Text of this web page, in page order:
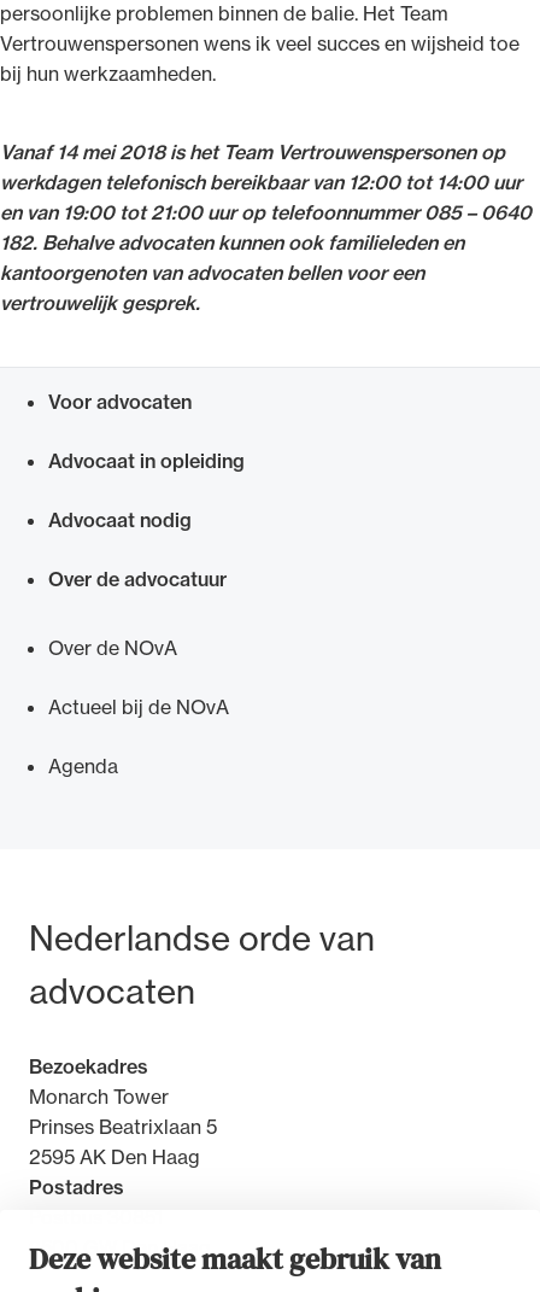
Deze website maakt gebruik van
persoonlijke problemen binnen de balie. Het Team
Vertrouwenspersonen wens ik veel succes en wijsheid toe
bij hun werkzaamheden.
Vanaf 14 mei 2018 is het Team Vertrouwenspersonen op
werkdagen telefonisch bereikbaar van 12:00 tot 14:00 uur
en van 19:00 tot 21:00 uur op telefoonnummer 085 – 0640
182. Behalve advocaten kunnen ook familieleden en
kantoorgenoten van advocaten bellen voor een
vertrouwelijk gesprek.
Voor advocaten
Advocaat in opleiding
Advocaat nodig
Over de advocatuur
Over de NOvA
Actueel bij de NOvA
Agenda
Bezoek- en postadres
Nederlandse orde van
advocaten
Bezoekadres
Monarch Tower
Prinses Beatrixlaan 5
2595 AK Den Haag
Postadres
2500 GW Den Haag